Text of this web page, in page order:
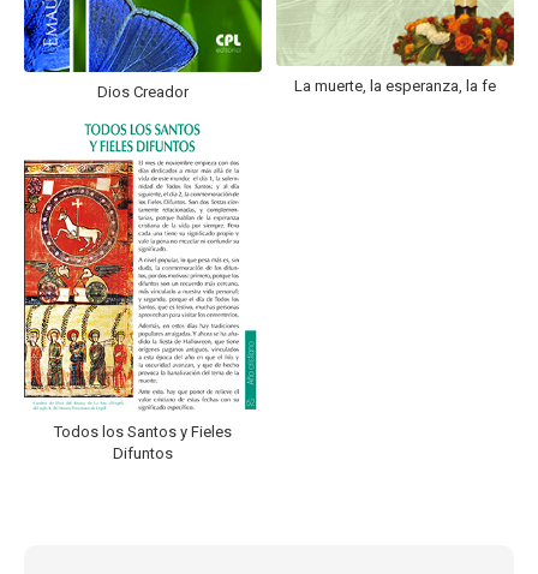
Dios Creador La muerte, la esperanza, la fe
Todos los Santos y Fieles
Difuntos